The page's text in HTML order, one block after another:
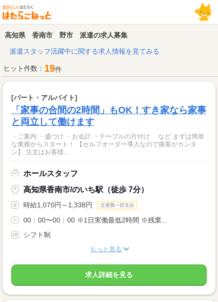
高知県 香南市 野市 派遣の求人募集
派遣スタッフ活躍中に関する求人情報を見てみる
ヒット件数： 19件
[パート・アルバイト]
「家事の合間の2時間」もOK！すき家なら家事
と両立して働けます
・ご案内 ・盛つけ ・お会計 ・テーブルの片付け など まずは簡単
な業務からスタート！ 【セルフオーダー導入なので接客がカンタ
ン】 注文はお客様...
ホールスタッフ
高知県香南市/のいち駅（徒歩 7分）
時給1,070円～1,338円 交通費一部支給
00：00〜00：00 ※1日実働最低2時間 ※残業...
シフト制
もっと見る
求人詳細を見る